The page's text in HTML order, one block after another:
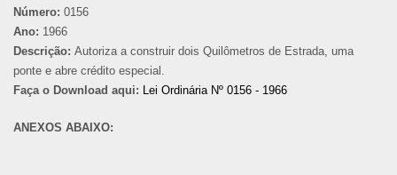
Número: 0156
Ano: 1966
Descrição: Autoriza a construir dois Quilômetros de Estrada, uma
ponte e abre crédito especial.
Faça o Download aqui: Lei Ordinária Nº 0156 - 1966
ANEXOS ABAIXO: